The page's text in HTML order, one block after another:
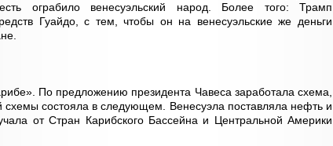
ограбило венесуэльский народ. Более того: Трамп
Гуайдо, с тем, чтобы он на венесуэльские же деньги
По предложению президента Чавеса заработала схема,
схемы состояла в следующем. Венесуэла поставляла нефть и
от Стран Карибского Бассейна и Центральной Америки